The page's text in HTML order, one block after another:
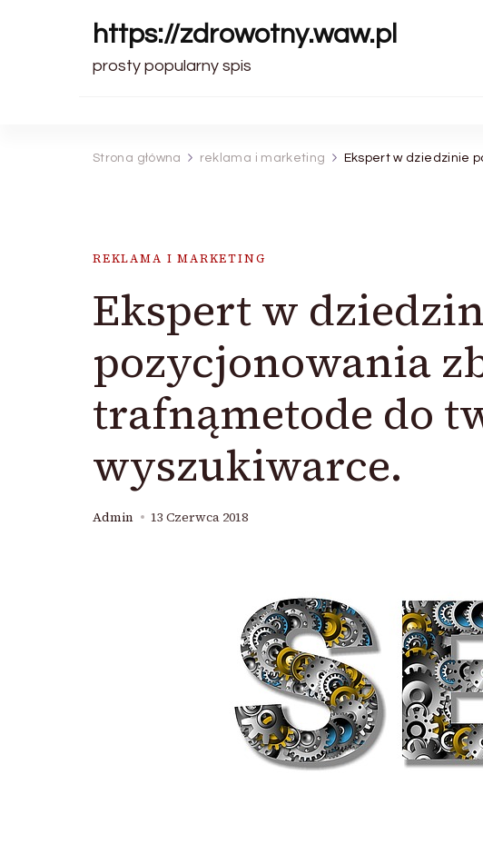
https://zdrowotny.waw.pl
prosty popularny spis
Strona główna reklama i marketing Ekspert w dziedzinie
REKLAMA I MARKETING
Ekspert w
pozycjonowania
trafnąmetode do
wyszukiwarce.
Admin 13 Czerwca 2018